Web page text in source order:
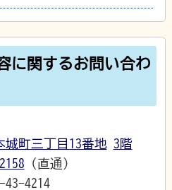
に関するお問い合わ
城町三丁目13番地 3階
（直通）
43-4214